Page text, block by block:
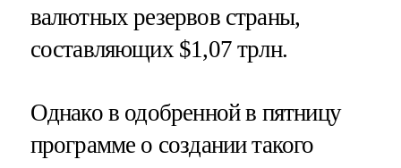
валютных резервов страны,
составляющих $1,07 трлн.
Однако в одобренной в пятницу
программе о создании такого